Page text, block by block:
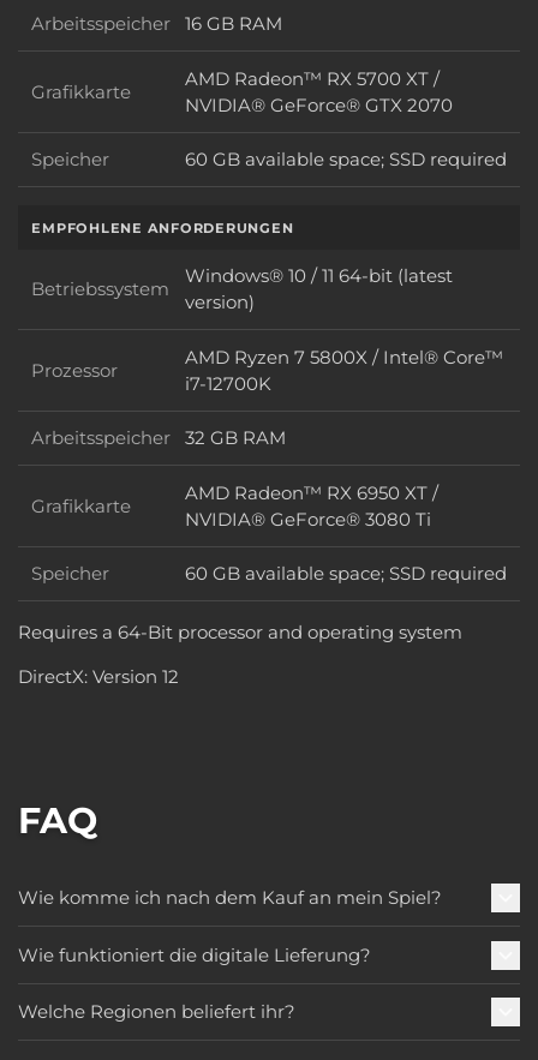
Arbeitsspeicher Arbeitsspeicher
16 GB RAM
Grafikkarte Grafikkarte
AMD Radeon™ RX 5700 XT /
NVIDIA® GeForce® GTX 2070
Speicher Speicher
60 GB available space; SSD required
EMPFOHLENE ANFORDERUNGEN
Betriebssystem Betriebssystem
Windows® 10 / 11 64-bit (latest
version)
Prozessor Prozessor
AMD Ryzen 7 5800X / Intel® Core™
i7-12700K
Arbeitsspeicher Arbeitsspeicher
32 GB RAM
Grafikkarte Grafikkarte
AMD Radeon™ RX 6950 XT /
NVIDIA® GeForce® 3080 Ti
Speicher Speicher
60 GB available space; SSD required
Requires a 64-Bit processor and operating system
DirectX: Version 12
FAQ
Wie komme ich nach dem Kauf an mein Spiel?
Wie funktioniert die digitale Lieferung?
Welche Regionen beliefert ihr?